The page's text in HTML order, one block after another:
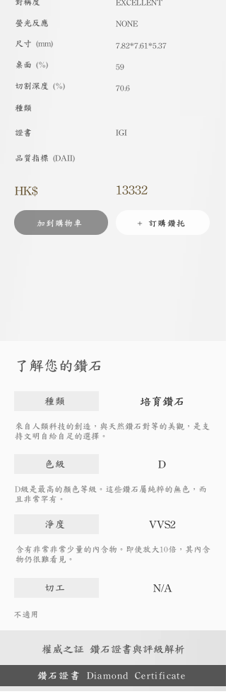
螢光反應
尺寸 (mm)
桌面 (%)
切割深度 (%)
種類
​證書
品質指標 (DAII)
HK$
加到購物車
EXCELLENT
NONE
7.82*7.61*5.37
59
70.6
IGI
13332
+ 訂購鑽托
了解您的鑽石
種類 培育鑽石
來自人類科技的創造，與天然鑽石對等的美觀，是支
持文明自給自足的選擇。
色級 D
D級是最高的顏色等級。這些鑽石屬純粹的無色，而
且非常罕有。
淨度 VVS2
含有非常非常少量的內含物。即使放大10倍，其內含
物仍很難看見。
切工 N/A
不適用
權威之証 鑽石證書與評級解析
鑽石證書 Diamond Certificate